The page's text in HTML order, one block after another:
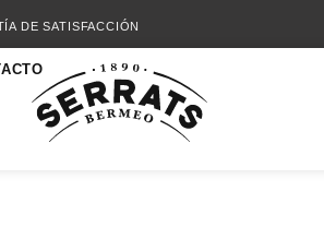
DE SATISFACCIÓN